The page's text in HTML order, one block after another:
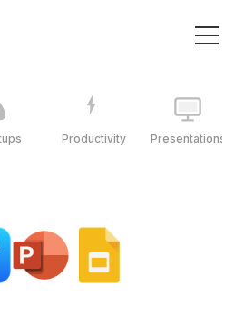
Productivity Presentations